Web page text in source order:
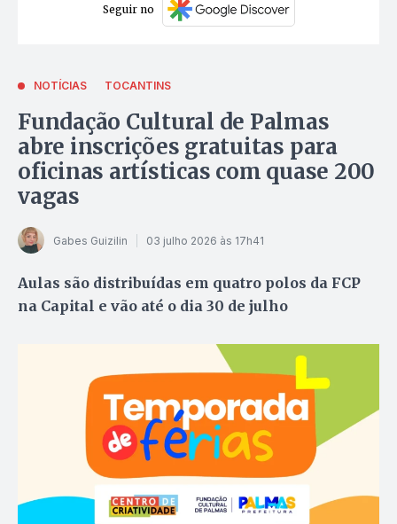
Seguir no
NOTÍCIAS TOCANTINS
Fundação Cultural de Palmas
abre inscrições gratuitas para
oficinas artísticas com quase 200
vagas
Gabes Guizilin 03 julho 2026 às 17h41
Aulas são distribuídas em quatro polos da FCP
na Capital e vão até o dia 30 de julho